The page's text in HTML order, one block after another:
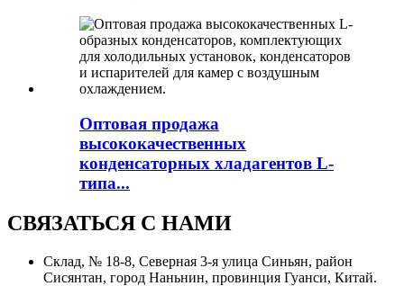
Оптовая продажа
высококачественных
конденсаторных хладагентов L-
типа...
СВЯЗАТЬСЯ С НАМИ
Склад, № 18-8, Северная 3-я улица Синьян, район
Сисянтан, город Наньнин, провинция Гуанси, Китай.